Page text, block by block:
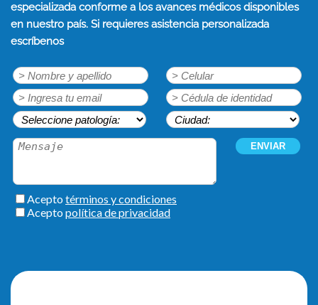
especializada conforme a los avances médicos disponibles
en nuestro país. Si requieres asistencia personalizada
escríbenos